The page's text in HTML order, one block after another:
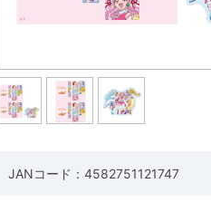
JANコード：4582751121747